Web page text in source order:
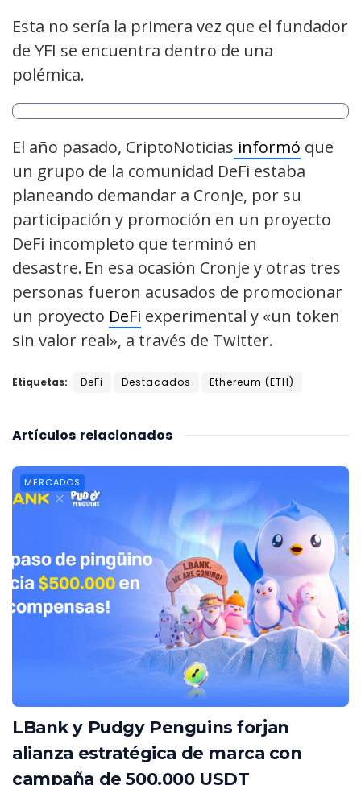
Esta no sería la primera vez que el fundador
de YFI se encuentra dentro de una
polémica.
El año pasado, CriptoNoticias informó que
un grupo de la comunidad DeFi estaba
planeando demandar a Cronje, por su
participación y promoción en un proyecto
DeFi incompleto que terminó en
desastre. En esa ocasión Cronje y otras tres
personas fueron acusados de promocionar
un proyecto DeFi experimental y «un token
sin valor real», a través de Twitter.
Etiquetas: DeFi Destacados Ethereum (ETH)
relacionados
Artículos
MERCADOS
LBank y Pudgy Penguins forjan
alianza estratégica de marca con
campaña de 500.000 USDT